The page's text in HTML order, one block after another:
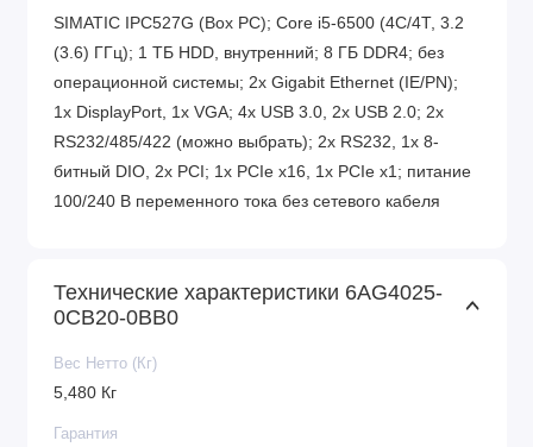
SIMATIC IPC527G (Box PC); Core i5-6500 (4C/4T, 3.2
(3.6) ГГц); 1 ТБ HDD, внутренний; 8 ГБ DDR4; без
операционной системы; 2x Gigabit Ethernet (IE/PN);
1x DisplayPort, 1x VGA; 4x USB 3.0, 2x USB 2.0; 2x
RS232/485/422 (можно выбрать); 2x RS232, 1x 8-
битный DIO, 2x PCI; 1x PCIe x16, 1x PCIe x1; питание
100/240 В переменного тока без сетевого кабеля
Технические характеристики 6AG4025-
0CB20-0BB0
Вес Нетто (Кг)
5,480 Кг
Гарантия